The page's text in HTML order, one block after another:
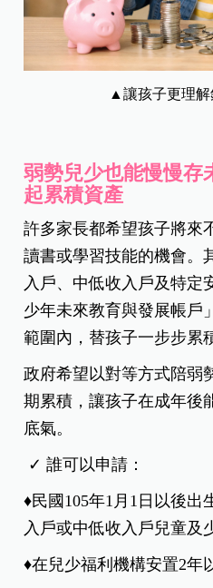
▲讓孩子更理解
弱勢兒少也能慢慢存
起累積資產
許多家長都希望孩子將來
讀書或學習技能的機會。
入戶、中低收入戶及特定
少年未來教育與發展帳戶
範圍內，替孩子一步步累
政府希望以對等方式陪弱
期累積，讓孩子在成年後
底氣。
✓ 誰可以申請：
♦民國105年1月1日以後出
入戶或中低收入戶兒童及
♦在兒少福利機構安置2年